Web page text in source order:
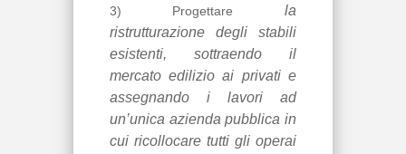
3) Progettare
la
ristrutturazione degli stabili
esistenti, sottraendo il
mercato edilizio ai privati e
assegnando i lavori ad
un’unica azienda pubblica in
cui ricollocare tutti gli operai